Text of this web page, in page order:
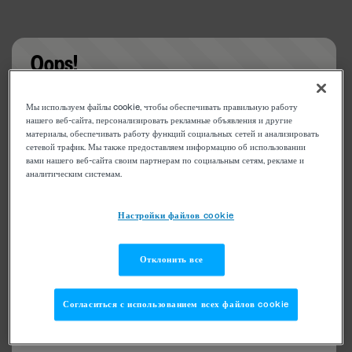
Oops!
Something went wrong. Please try refreshing the
app
Мы используем файлы cookie, чтобы обеспечивать правильную работу
нашего веб-сайта, персонализировать рекламные объявления и другие
материалы, обеспечивать работу функций социальных сетей и анализировать
сетевой трафик. Мы также предоставляем информацию об использовании
вами нашего веб-сайта своим партнерам по социальным сетям, рекламе и
аналитическим системам.
Настройки файлов cookie
Отклонить все
Согласиться с использованием всех файлов cookie